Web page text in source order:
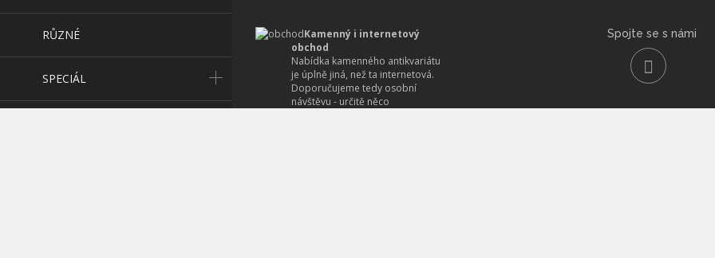
RŮZNÉ
SPECIÁL
Kamenný i internetový
obchod
Nabídka kamenného antikvariátu
je úplně jiná, než ta internetová.
Doporučujeme tedy osobní
návštěvu - určitě něco
Spojte se s námi